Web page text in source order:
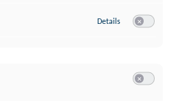
Details zu Google Analytics